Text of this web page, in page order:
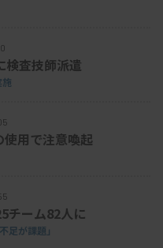
が35.7％だった。
間帯は、「平日日勤
平日・休日とも夜間
った。
殊勤務手当など）に
検査技師派遣
用で注意喚起
チーム82人に
足が課題」